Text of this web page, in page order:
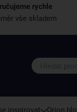
rychle
vše skladem
inspirovat Orion